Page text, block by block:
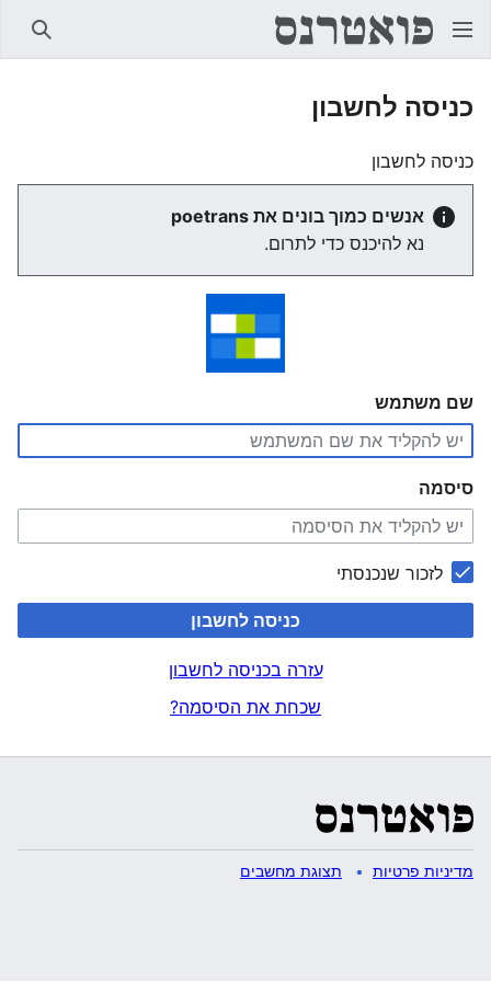
כניסה לחשבון
כניסה לחשבון
אנשים כמוך בונים את poetrans
נא להיכנס כדי לתרום.
שם משתמש
סיסמה
לזכור שנכנסתי
כניסה לחשבון
עזרה בכניסה לחשבון
שכחת את הסיסמה?
מדיניות פרטיות תצוגת מחשבים